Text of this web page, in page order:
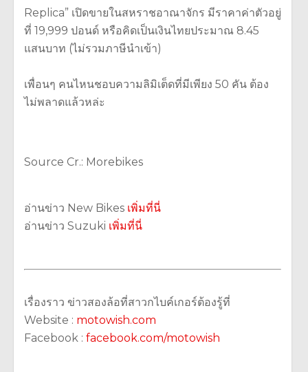
Replica” เปิดขายในสหราชอาณาจักร มีราคาค่าตัวอยู่
ที่ 19,999 ปอนด์ หรือคิดเป็นเงินไทยประมาณ 8.45
แสนบาท (ไม่รวมภาษีนำเข้า)
เพื่อนๆ คนไหนชอบความลิมิเต็ดที่มีเพียง 50 คัน ต้อง
ไม่พลาดแล้วหล่ะ
Source Cr.: Morebikes
อ่านข่าว New Bikes เพิ่มที่นี่
อ่านข่าว Suzuki เพิ่มที่นี่
เรื่องราว ข่าวสองล้อที่สาวกไบค์เกอร์ต้องรู้ที่
Website : motowish.com
Facebook : facebook.com/motowish